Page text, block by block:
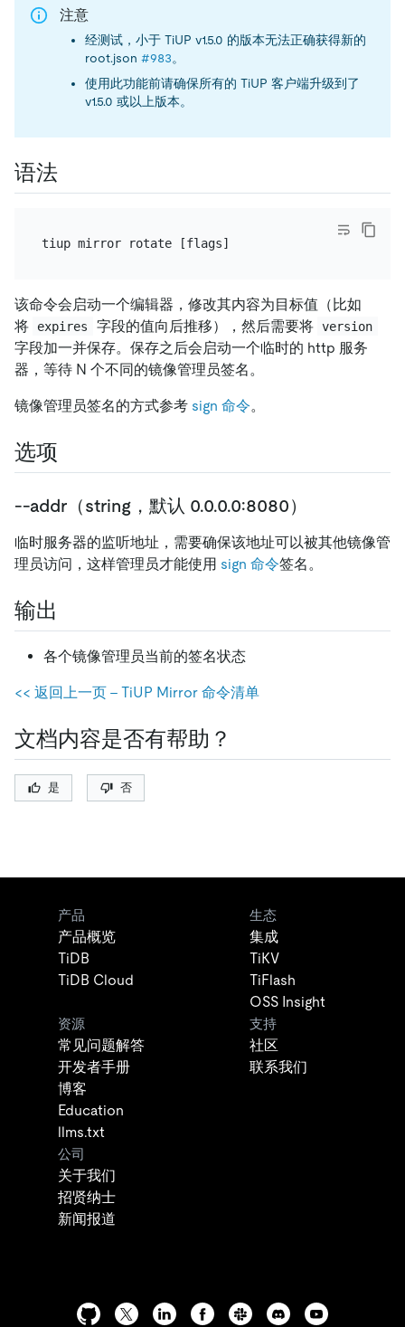
注意
经测试，小于 TiUP v1.5.0 的版本无法正确获得新的
root.json #983。
使用此功能前请确保所有的 TiUP 客户端升级到了
v1.5.0 或以上版本。
语法
该命令会启动一个编辑器，修改其内容为目标值（比如
将
expires 字段的值向后推移），然后需要将 version
字段加一并保存。保存之后会启动一个临时的 http 服务
器，等待 N 个不同的镜像管理员签名。
镜像管理员签名的方式参考 sign 命令。
选项
--addr（string，默认 0.0.0.0:8080）
临时服务器的监听地址，需要确保该地址可以被其他镜像管
理员访问，这样管理员才能使用 sign 命令签名。
输出
各个镜像管理员当前的签名状态
<< 返回上一页 - TiUP Mirror 命令清单
文档内容是否有帮助？
是 否
产品
产品概览
TiDB
TiDB Cloud
生态
集成
TiKV
TiFlash
OSS Insight
资源
常见问题解答
开发者手册
博客
Education
llms.txt
支持
社区
联系我们
公司
关于我们
招贤纳士
新闻报道